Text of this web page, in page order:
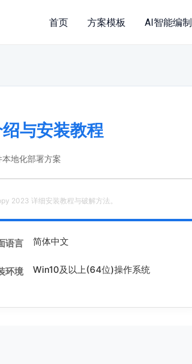
首页 方案模板 AI智能编制
与安装教程
地化部署方案
2023 详细安装教程与破解方法。
语言 简体中文
环境 Win10及以上(64位)操作系统